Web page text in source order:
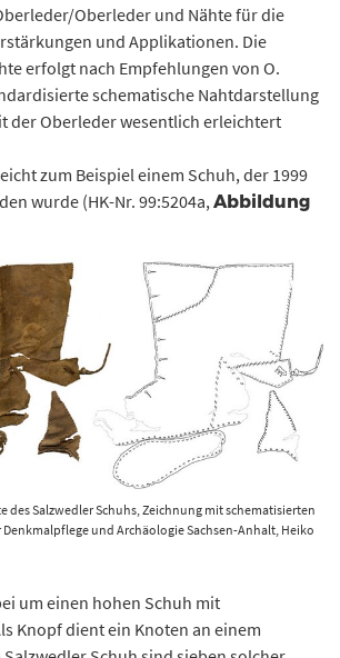
Oberleder und Nähte für die
und Applikationen. Die
erfolgt nach Empfehlungen von O.
schematische Nahtdarstellung
der Oberleder wesentlich erleichtert
zum Beispiel einem Schuh, der 1999
wurde (HK-Nr. 99:5204a, Abbildung
des Salzwedler Schuhs, Zeichnung mit schematisierten
und Archäologie Sachsen-Anhalt, Heiko
um einen hohen Schuh mit
Knopf dient ein Knoten an einem